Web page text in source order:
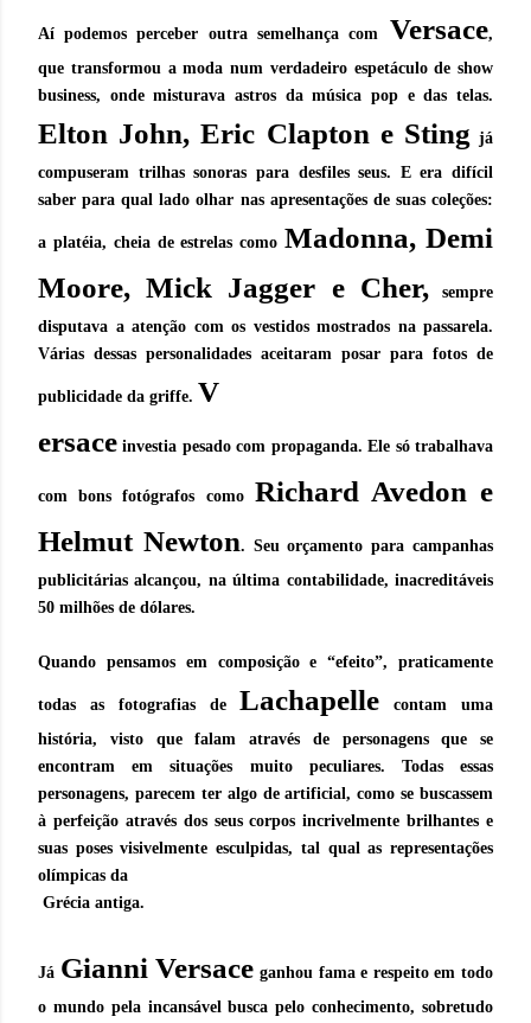
Aí podemos perceber outra semelhança com Versace,
que transformou a moda num verdadeiro espetáculo de show
business, onde misturava astros da música pop e das telas.
Elton John, Eric Clapton e Sting já
compuseram trilhas sonoras para desfiles seus. E era difícil
saber para qual lado olhar nas apresentações de suas coleções:
a platéia, cheia de estrelas como Madonna, Demi
Moore, Mick Jagger e Cher,sempre
disputava a atenção com os vestidos mostrados na passarela.
Várias dessas personalidades aceitaram posar para fotos de
publicidade da griffe. V
ersace investia pesado com propaganda. Ele só trabalhava
com bons fotógrafos como Richard Avedon e
Helmut Newton. Seu orçamento para campanhas
publicitárias alcançou, na última contabilidade, inacreditáveis
50 milhões de dólares.
Quando pensamos em composição e “efeito”, praticamente
todas as fotografias de Lachapelle contam uma
história, visto que falam através de personagens que se
encontram em situações muito peculiares. Todas essas
personagens, parecem ter algo de artificial, como se buscassem
à perfeição através dos seus corpos incrivelmente brilhantes e
suas poses visivelmente esculpidas, tal qual as representações
olímpicas da
Grécia antiga.
Já Gianni Versace ganhou fama e respeito em todo
o mundo pela incansável busca pelo conhecimento, sobretudo